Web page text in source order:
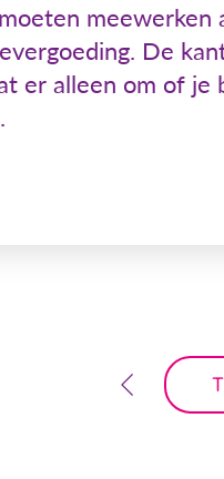
meewerken
De
er alleen om of